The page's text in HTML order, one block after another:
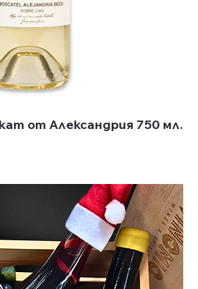
от Александрия 750 мл.